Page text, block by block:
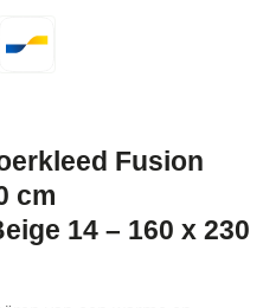
Fusion
cm
14 – 160 x 230